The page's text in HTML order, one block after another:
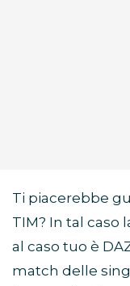
Ti piacerebbe
TIM? In tal caso
al caso tuo è
match delle